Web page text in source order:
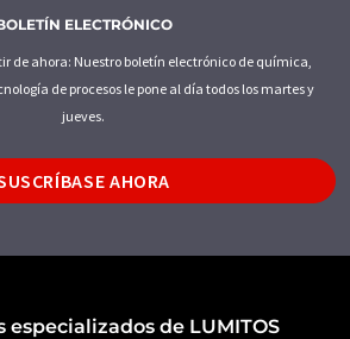
ELECTRÓNICO
de ahora: Nuestro boletín electrónico de química,
de procesos le pone al día todos los martes y
jueves.
AHORA
especializados de LUMITOS